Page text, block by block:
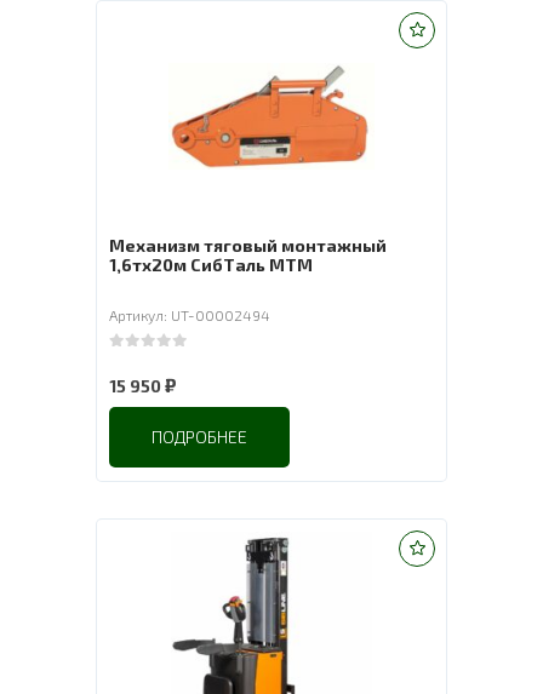
Механизм тяговый монтажный
1,6тх20м СибТаль МТМ
Артикул: UT-00002494
15 950₽
ПОДРОБНЕЕ